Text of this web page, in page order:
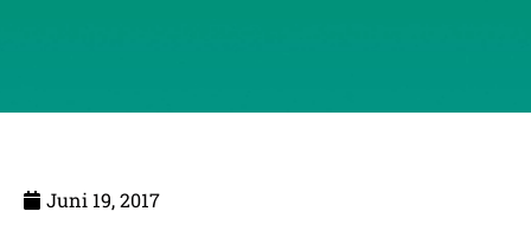
Juni 19, 2017